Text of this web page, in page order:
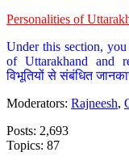
Personalities of
Under this section,
of Uttarakhand and
विभूतियों से संबंधित
Moderators: Rajneesh,
Posts: 2,693
Topics: 87